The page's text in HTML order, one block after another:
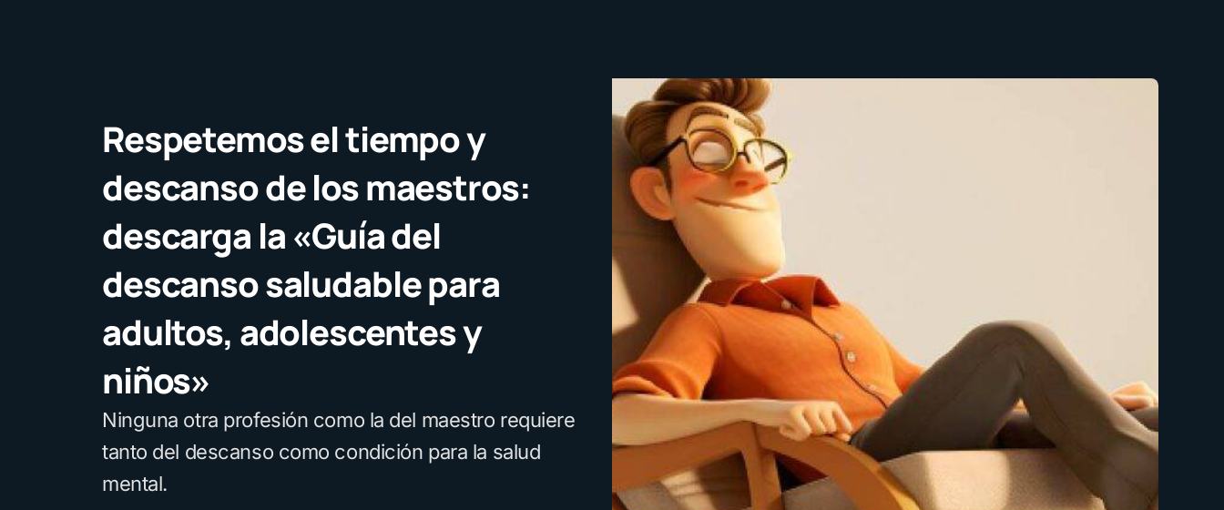
Respetemos el tiempo y
descanso de los maestros:
descarga la «Guía del
descanso saludable para
adultos, adolescentes y
niños»
Ninguna otra profesión como la del maestro requiere
tanto del descanso como condición para la salud
mental.